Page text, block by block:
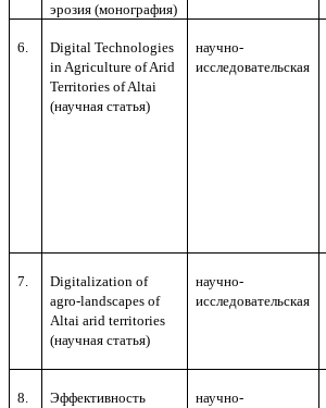
эрозия (монография)
6.
Digital Technologies
in Agriculture of Arid
Territories of Altai
(научная статья)
научно-
исследовательская
7.
Digitalization of
agro-landscapes of
Altai arid territories
(научная статья)
научно-
исследовательская
8.
Эффективность
научно-